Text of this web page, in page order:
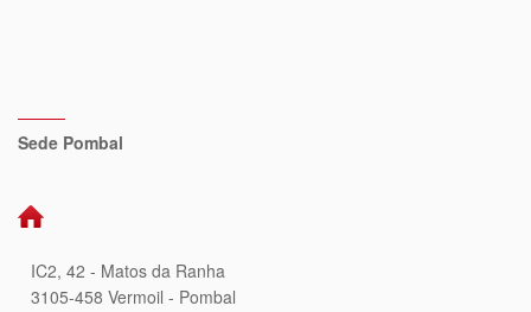
Sede Pombal
IC2, 42 - Matos da Ranha
3105-458 Vermoil - Pombal